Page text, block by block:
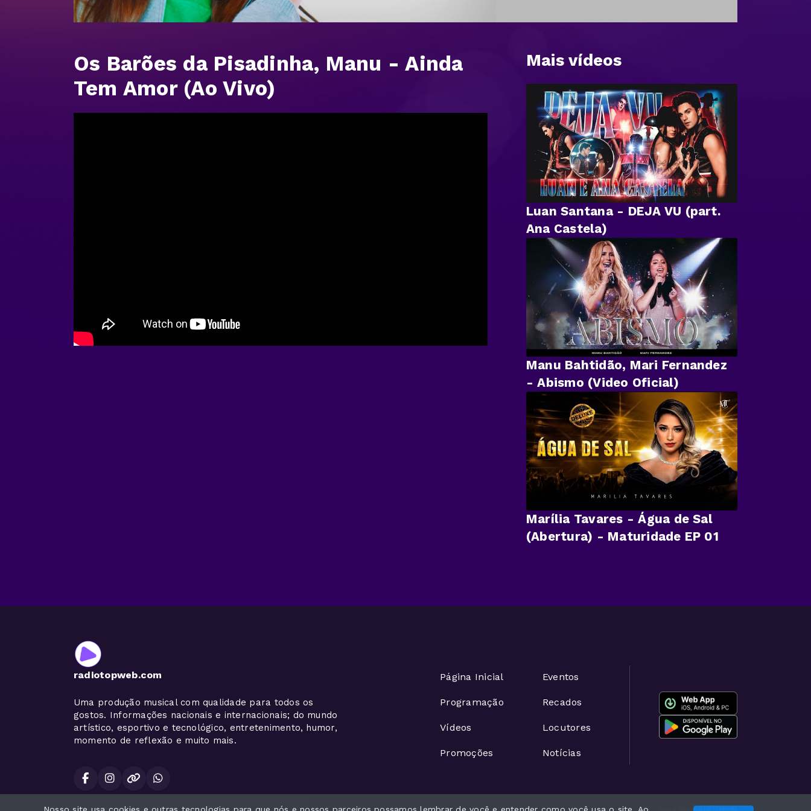
Os Barões da Pisadinha, Manu - Ainda
Tem Amor (Ao Vivo)
Mais vídeos
Luan Santana - DEJA VU (part.
Ana Castela)
Manu Bahtidão, Mari Fernandez
- Abismo (Video Oficial)
Marília Tavares - Água de Sal
(Abertura) - Maturidade EP 01
radiotopweb.com
Uma produção musical com qualidade para todos os
gostos. Informações nacionais e internacionais; do mundo
artístico, esportivo e tecnológico, entretenimento, humor,
momento de reflexão e muito mais.
Página Inicial
Programação
Vídeos
Promoções
Eventos
Recados
Locutores
Notícias
Todos os direitos reservados. Com a tecnologia